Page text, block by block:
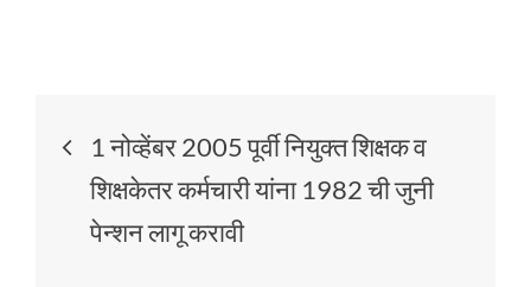
1 नोव्हेंबर 2005 पूर्वी नियुक्त शिक्षक व
शिक्षकेतर कर्मचारी यांना 1982 ची जुनी
पेन्शन लागू करावी